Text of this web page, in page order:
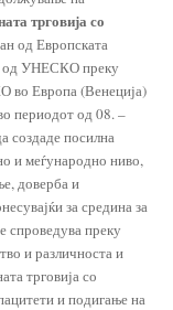
трговија со
од Европската
од УНЕСКО преку
во Европа (Венеција)
периодот од 08. –
создаде посилна
и меѓународно ниво,
доверба и
за средина за
спроведува преку
и различноста и
трговија со
и подигање на